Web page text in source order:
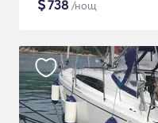
$738 /нощ